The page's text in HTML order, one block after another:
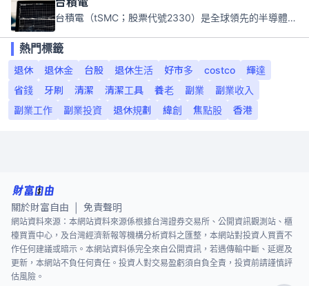
台積電（tSMC；股票代號2330）是全球領先的半導體代工公司，成立於1987年，總部位於台灣新竹。且已於美國、日本、德國及中國設廠，台積電是全球首家專業積體電路製造服務公司，也是全球最先進和最大規模的半導體代工廠。
熱門標籤
退休
退休金 台股 退休生活 好市多 costco
輝達
省錢
牙刷 清潔 清潔工具 養老 副業
副業收入
副業工作
副業投資 退休規劃 緯創 焦點股 香港
關於財富自由 免責聲明
網站資料來源：本網站資料來源係根據台灣證券交易所、公開資訊觀測站、櫃
檯買賣中心，及台灣經濟新報等機構分析資料之匯整，本網站對投資人買賣不
作任何建議或暗示。本網站資料係完全來自公開資訊，若遇傳輸中斷、延遲及
更新，本網站不負任何責任。投資人對交易盈虧須自負全責，投資前請謹慎評
估風險。